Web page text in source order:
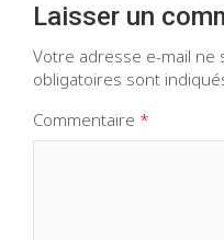
Laisser un
Votre adresse e-mail ne
obligatoires sont
Commentaire *